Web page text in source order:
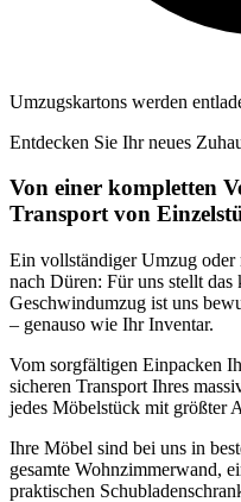
Umzugskartons werden
Entdecken Sie Ihr neues
Von einer kompletten
Transport von
Ein vollständiger Umzug oder
nach Düren: Für uns stellt
Geschwindumzug ist uns
– genauso wie Ihr Inventar.
Vom sorgfältigen Einpacken
sicheren Transport Ihres
jedes Möbelstück mit größter
Ihre Möbel sind bei uns in
gesamte Wohnzimmerwand,
praktischen